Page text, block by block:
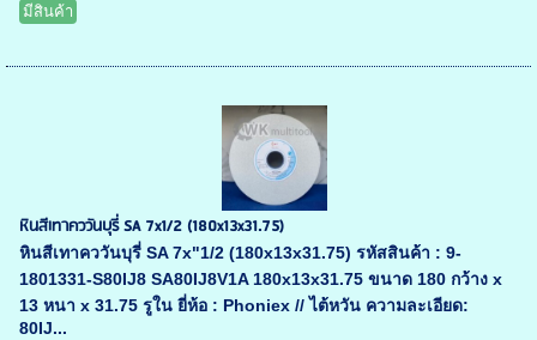
มีสินค้า
หินสีเทาคววันบุรี่ SA 7x1/2 (180x13x31.75)
หินสีเทาคววันบุรี่ SA 7x"1/2 (180x13x31.75) รหัสสินค้า : 9-
1801331-S80IJ8 SA80IJ8V1A 180x13x31.75 ขนาด 180 กว้าง x
13 หนา x 31.75 รูใน ยี่ห้อ : Phoniex // ไต้หวัน ความละเอียด:
80IJ...